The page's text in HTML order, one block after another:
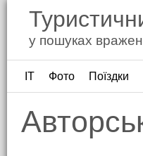
у пошуках
ІТ Фото Поїздки